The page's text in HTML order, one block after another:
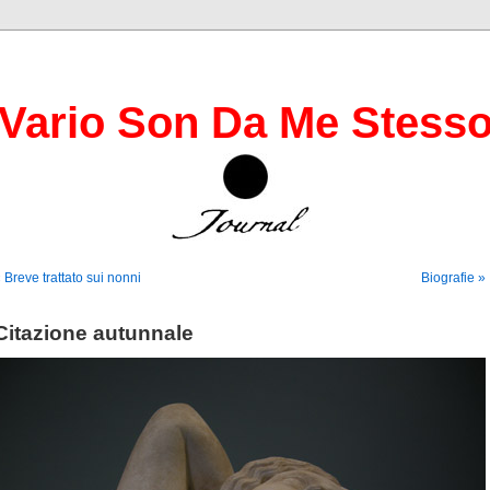
Son Da Me
Breve trattato sui nonni Biografie »
autunnale